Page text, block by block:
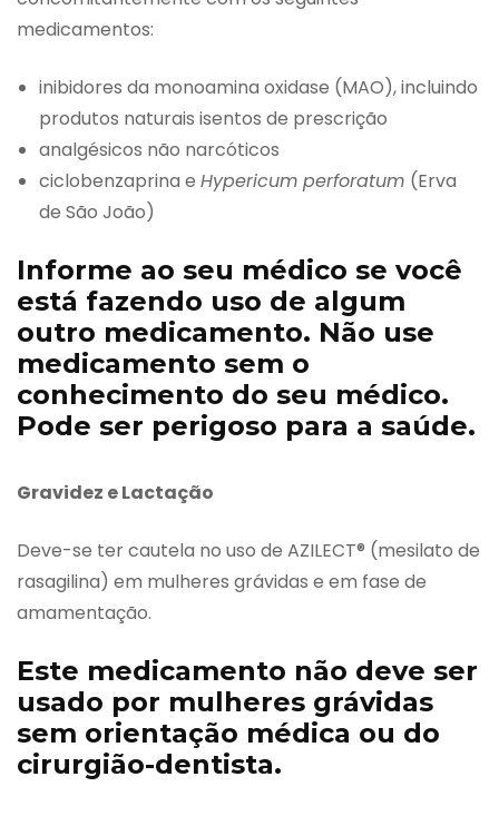
medicamentos:
inibidores da monoamina oxidase (MAO), incluindo
produtos naturais isentos de prescrição
analgésicos não narcóticos
ciclobenzaprina e Hypericum perforatum (Erva
de São João)
Informe ao seu médico se você
está fazendo uso de algum
outro medicamento. Não use
medicamento sem o
conhecimento do seu médico.
Pode ser perigoso para a saúde.
Gravidez e Lactação
Deve-se ter cautela no uso de AZILECT® (mesilato de
rasagilina) em mulheres grávidas e em fase de
amamentação.
Este medicamento não deve ser
usado por mulheres grávidas
sem orientação médica ou do
cirurgião-dentista.